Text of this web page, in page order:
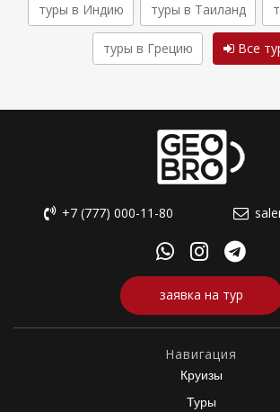
туры в Индию туры в Таиланд
туры в Грецию Все
+7 (777) 000-11-80
заявка на тур
Навигация
Круизы
Туры